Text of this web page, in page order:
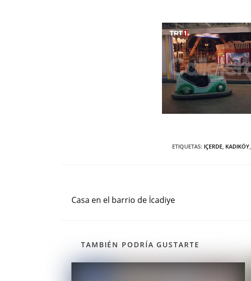
ETIQUETAS: IÇERDE, KADIKÖY,
artículos
Casa en el barrio de İcadiye
TAMBIÉN PODRÍA GUSTARTE